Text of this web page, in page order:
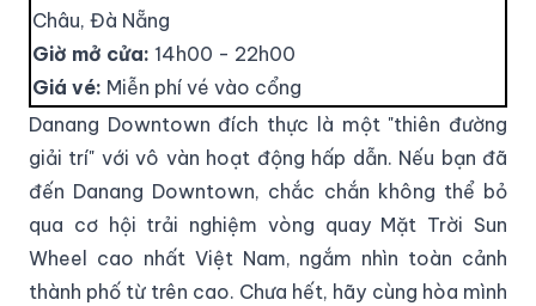
Châu, Đà Nẵng
Giờ mở cửa: 14h00 - 22h00
Giá vé: Miễn phí vé vào cổng
Danang Downtown đích thực là một "thiên đường
giải trí" với vô vàn hoạt động hấp dẫn. Nếu bạn đã
đến Danang Downtown, chắc chắn không thể bỏ
qua cơ hội trải nghiệm vòng quay Mặt Trời Sun
Wheel cao nhất Việt Nam, ngắm nhìn toàn cảnh
thành phố từ trên cao. Chưa hết, hãy cùng hòa mình